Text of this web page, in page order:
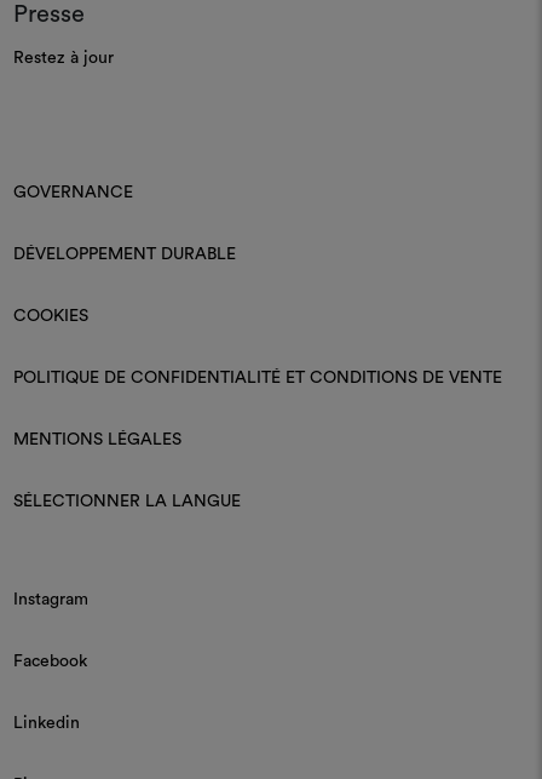
Presse
Restez à jour
GOVERNANCE
DÉVELOPPEMENT DURABLE
COOKIES
POLITIQUE DE CONFIDENTIALITÉ ET CONDITIONS DE VENTE
MENTIONS LÉGALES
SÉLECTIONNER LA LANGUE
Instagram
Facebook
Linkedin